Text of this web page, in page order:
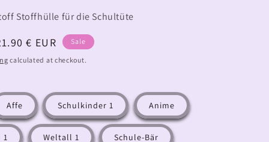
Stoffhülle für die Schultüte
€ EUR Sale
calculated at checkout.
Affe Schulkinder 1 Anime
1 Weltall 1 Schule-Bär